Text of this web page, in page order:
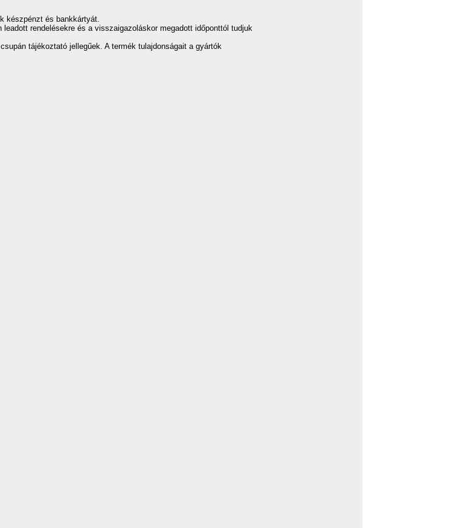
készpénzt és bankkártyát.
leadott rendelésekre és a visszaigazoláskor megadott időponttól tudjuk
tájékoztató jellegűek. A termék tulajdonságait a gyártók